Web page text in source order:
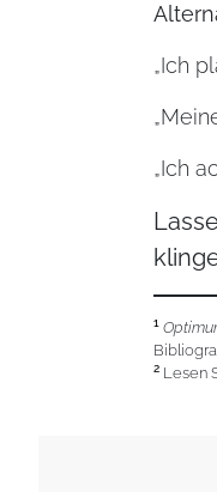
„Ich
„Ich
1
2 Lesen